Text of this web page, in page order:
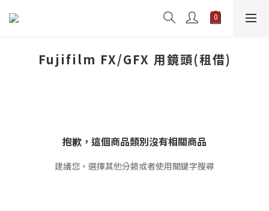
Fujifilm FX/GFX 用鏡頭(租借)
抱歉，這個商品類別沒有相關商品
建議您，選擇其他分類或者使用關鍵字搜尋